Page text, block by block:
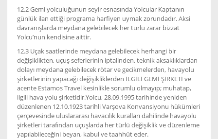
12.2 Gemi yolculuğunun seyir esnasında Yolcular Kaptanın
günlük ilan ettiği programa harfiyen uymak zorundadır. Aksi
davranışlarda meydana gelebilecek her türlü zarar bizzat
Yolcu’nun kendisine aittir.
12.3 Uçak saatlerinde meydana gelebilecek herhangi bir
değişiklikten, uçuş seferlerinin iptalinden, teknik aksaklıklardan
dolayı meydana gelebilecek rötar ve gecikmelerden, havayolu
şirketlerinin yapacağı değişikliklerden İLGİLİ GEMİ ŞİRKETİ ve
acente Estamos Travel kesinlikle sorumlu olmayıp; muhatap,
ilgili hava yolu şirketidir.Yolcu, 28.09.1995 tarihinde yeniden
düzenlenen 12.10.1923 tarihli Varşova Konvansiyonu hükümleri
çerçevesinde uluslararası havacılık kuralları dahilinde havayolu
şirketleri tarafından uçuşlarda her türlü değişiklik ve düzenleme
yapılabileceğini beyan, kabul ve taahhüt eder.